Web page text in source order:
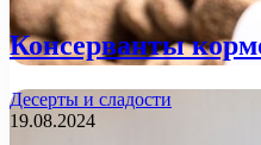
Консерванты
Десерты и сладости
19.08.2024